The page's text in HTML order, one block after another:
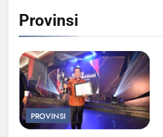
Provinsi
PROVINSI